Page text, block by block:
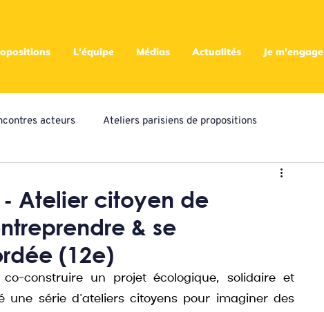
L'équipe Médias Actualités Je m'engage
acteurs Ateliers parisiens de propositions
- Atelier citoyen de
& se
(12e)
construire un projet écologique, solidaire et
série d’ateliers citoyens pour imaginer des